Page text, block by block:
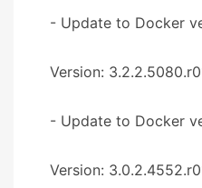
- Update to Docker
Version:
- Update to Docker
Version: